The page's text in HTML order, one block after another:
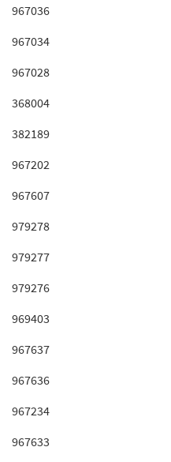
967036
967034
967028
368004
382189
967202
967607
979278
979277
979276
969403
967637
967636
967234
967633